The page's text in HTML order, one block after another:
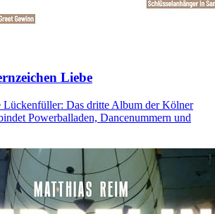
Liebe
Lückenfüller: Das dritte Album der Kölner
Powerballaden, Dancenummern und